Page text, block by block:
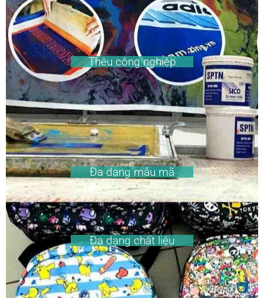
Thêu công nghiệp
Đa dạng mẫu mã
Đa dạng chất liệu